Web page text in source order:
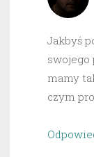
Jakbyś
swojego
mamy
czym